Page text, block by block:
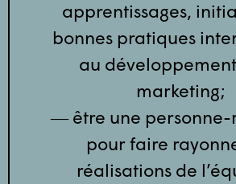
apprentissages,
bonnes pratiques
au
marketing;
― être une personne-
pour faire
réalisations de